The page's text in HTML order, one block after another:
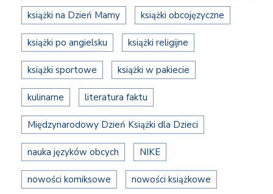
książki na Dzień Mamy książki obcojęzyczne
książki po angielsku książki religijne
książki sportowe książki w pakiecie
kulinarne literatura faktu
Międzynarodowy Dzień Książki dla Dzieci
nauka języków obcych NIKE
nowości komiksowe nowości książkowe